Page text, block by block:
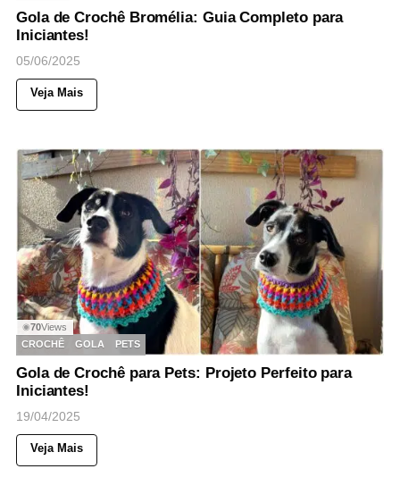
Gola de Crochê Bromélia: Guia Completo para
Iniciantes!
05/06/2025
Veja Mais
◉70Views
CROCHÊ
GOLA PETS
Gola de Crochê para Pets: Projeto Perfeito para
Iniciantes!
19/04/2025
Veja Mais